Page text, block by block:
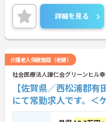
詳細を見る
介護老人保健施設（老健）
社会医療法人謙仁会グリーンヒル
【佐賀県／西松浦郡
にて常勤求人です。＜